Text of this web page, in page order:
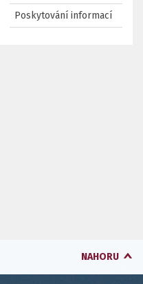
Poskytování informací
NAHORU